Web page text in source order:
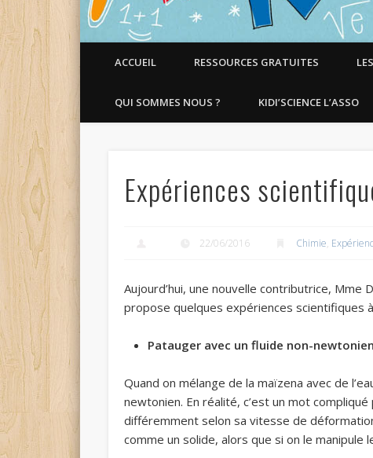
ACCUEIL RESSOURCES GRATUITES
QUI SOMMES NOUS ? KIDI’SCIENCE L’ASSO
Expériences
22/06/2016 Chimie,
Aujourd’hui, une nouvelle contributrice, Mme
propose quelques expériences scientifiques
Patauger avec un fluide non-newtonien
Quand on mélange de la maïzena avec de
newtonien. En réalité, c’est un mot
différemment selon sa vitesse de
comme un solide, alors que si on le manipule